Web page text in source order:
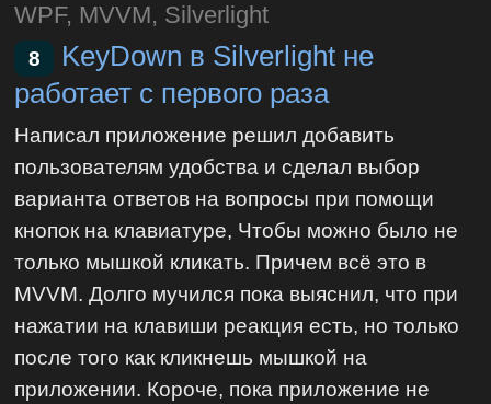
WPF, MVVM, Silverlight
8
KeyDown в Silverlight не
работает с первого раза
Написал приложение решил добавить
пользователям удобства и сделал выбор
варианта ответов на вопросы при помощи
кнопок на клавиатуре, Чтобы можно было не
только мышкой кликать. Причем всё это в
MVVM. Долго мучился пока выяснил, что при
нажатии на клавиши реакция есть, но только
после того как кликнешь мышкой на
приложении. Короче, пока приложение не